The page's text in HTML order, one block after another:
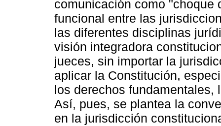
comunicación como "choque
funcional entre las
las diferentes disciplinas
visión integradora
jueces, sin importar la
aplicar la Constitución,
los derechos fundamentales,
Así, pues, se plantea la
en la jurisdicción